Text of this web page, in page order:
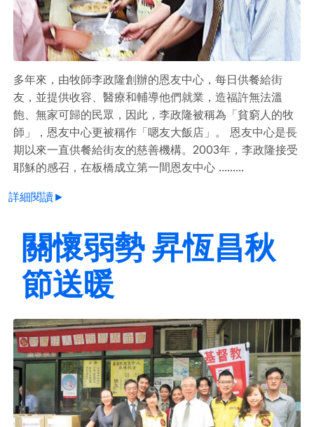
多年來，由牧師李政隆創辦的恩友中心，每日供餐給街
友，並提供收容、醫療和輔導他們就業，造福許無法溫
飽、無家可歸的民眾，因此，李政隆被稱為「貧窮人的牧
師」，恩友中心更被稱作「嗯友大飯店」。 恩友中心是長
期以來一直供餐給街友的慈善機構。2003年，李政隆接受
耶穌的感召，在板橋成立第一間恩友中心 .........
詳細閱讀►
關懷弱勢 昇恆昌秋
節送暖